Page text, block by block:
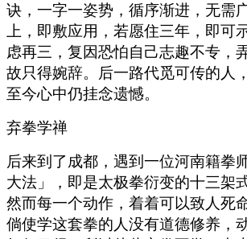
诀，一字一姿势，循序渐进，无需
上，即敷应用，若愿住三年，即可
虑再三，复因恐怕自己志趣不专，
故只得婉辞。后一路代觅可传的人
至今心中仍挂念遗憾。
弃拳学禅
后来到了成都，遇到一位河南籍拳
大法」，即是太极拳衍变的十三架
然而每一个动作，着着可以致人死
倘使学这套拳的人没有道德修养，